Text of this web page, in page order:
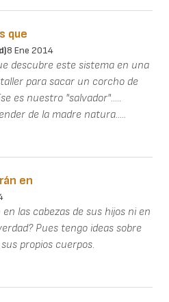
que
8 Ene 2014
descubre este sistema en una
para sacar un corcho de
es nuestro "salvador".....
de la madre natura.....
en
las cabezas de sus hijos ni en
Pues tengo ideas sobre
propios cuerpos.